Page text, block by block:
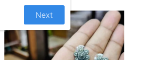
Next